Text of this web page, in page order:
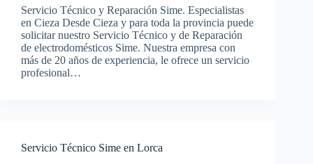
Servicio Técnico y Reparación Sime. Especialistas
en Cieza Desde Cieza y para toda la provincia puede
solicitar nuestro Servicio Técnico y de Reparación
de electrodomésticos Sime. Nuestra empresa con
más de 20 años de experiencia, le ofrece un servicio
profesional…
Servicio Técnico Sime en Lorca